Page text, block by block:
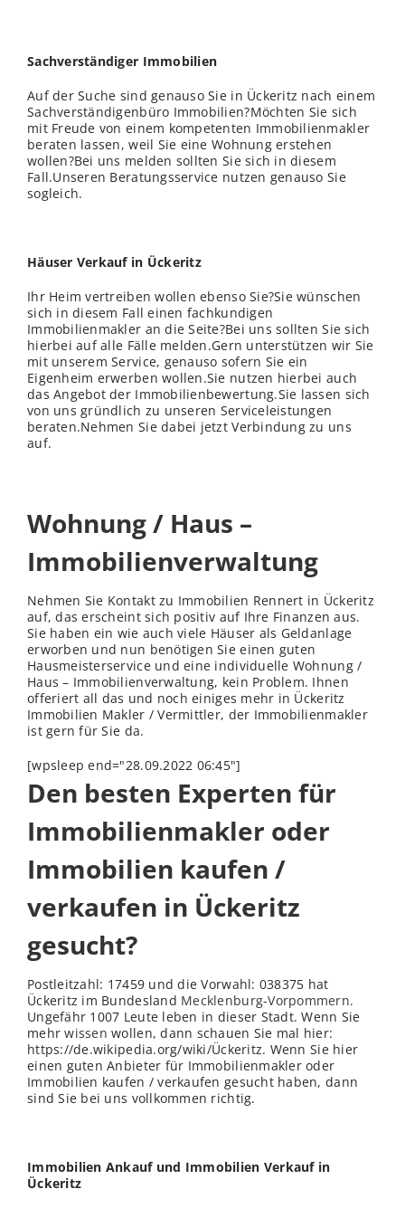
Sachverständiger Immobilien
Auf der Suche sind genauso Sie in Ückeritz nach einem
Sachverständigenbüro Immobilien?Möchten Sie sich
mit Freude von einem kompetenten Immobilienmakler
beraten lassen, weil Sie eine Wohnung erstehen
wollen?Bei uns melden sollten Sie sich in diesem
Fall.Unseren Beratungsservice nutzen genauso Sie
sogleich.
Häuser Verkauf in Ückeritz
Ihr Heim vertreiben wollen ebenso Sie?Sie wünschen
sich in diesem Fall einen fachkundigen
Immobilienmakler an die Seite?Bei uns sollten Sie sich
hierbei auf alle Fälle melden.Gern unterstützen wir Sie
mit unserem Service, genauso sofern Sie ein
Eigenheim erwerben wollen.Sie nutzen hierbei auch
das Angebot der Immobilienbewertung.Sie lassen sich
von uns gründlich zu unseren Serviceleistungen
beraten.Nehmen Sie dabei jetzt Verbindung zu uns
auf.
Wohnung / Haus –
Immobilienverwaltung
Nehmen Sie Kontakt zu Immobilien Rennert in Ückeritz
auf, das erscheint sich positiv auf Ihre Finanzen aus.
Sie haben ein wie auch viele Häuser als Geldanlage
erworben und nun benötigen Sie einen guten
Hausmeisterservice und eine individuelle Wohnung /
Haus – Immobilienverwaltung, kein Problem. Ihnen
offeriert all das und noch einiges mehr in Ückeritz
Immobilien Makler / Vermittler, der Immobilienmakler
ist gern für Sie da.
[wpsleep end="28.09.2022 06:45"]
Den besten Experten für
Immobilienmakler oder
Immobilien kaufen /
verkaufen in Ückeritz
gesucht?
Postleitzahl: 17459 und die Vorwahl: 038375 hat
Ückeritz im Bundesland Mecklenburg-Vorpommern.
Ungefähr 1007 Leute leben in dieser Stadt. Wenn Sie
mehrwissen wollen, dann schauen Sie mal hier:
https://de.wikipedia.org/wiki/Ückeritz. Wenn Sie hier
einen guten Anbieter für Immobilienmakler oder
Immobilien kaufen / verkaufen gesucht haben, dann
sind Sie bei uns vollkommen richtig.
Immobilien Ankauf und Immobilien Verkauf in
Ückeritz